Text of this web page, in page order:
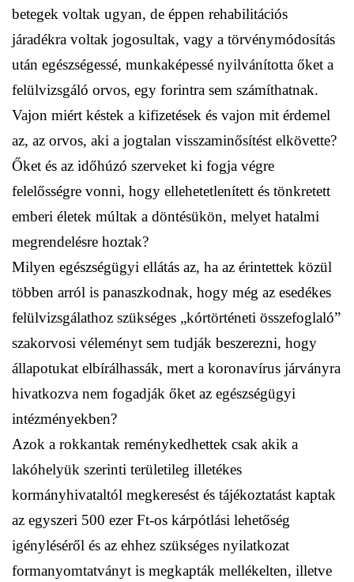
betegek voltak ugyan, de éppen rehabilitációs
járadékra voltak jogosultak, vagy a törvénymódosítás
után egészségessé, munkaképessé nyilvánította őket a
felülvizsgáló orvos, egy forintra sem számíthatnak.
Vajon miért késtek a kifizetések és vajon mit érdemel
az, az orvos, aki a jogtalan visszaminősítést elkövette?
Őket és az időhúzó szerveket ki fogja végre
felelősségre vonni, hogy ellehetetlenített és tönkretett
emberi életek múltak a döntésükön, melyet hatalmi
megrendelésre hoztak?
Milyen egészségügyi ellátás az, ha az érintettek közül
többen arról is panaszkodnak, hogy még az esedékes
felülvizsgálathoz szükséges „kórtörténeti összefoglaló”
szakorvosi véleményt sem tudják beszerezni, hogy
állapotukat elbírálhassák, mert a koronavírus járványra
hivatkozva nem fogadják őket az egészségügyi
intézményekben?
Azok a rokkantak reménykedhettek csak akik a
lakóhelyük szerinti területileg illetékes
kormányhivataltól megkeresést és tájékoztatást kaptak
az egyszeri 500 ezer Ft-os kárpótlási lehetőség
igényléséről és az ehhez szükséges nyilatkozat
formanyomtatványt is megkapták mellékelten, illetve